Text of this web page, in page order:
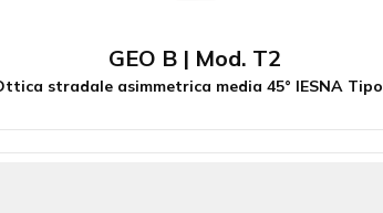
GEO B | Mod. T2
Ottica stradale asimmetrica media 45° IESNA Tipo II